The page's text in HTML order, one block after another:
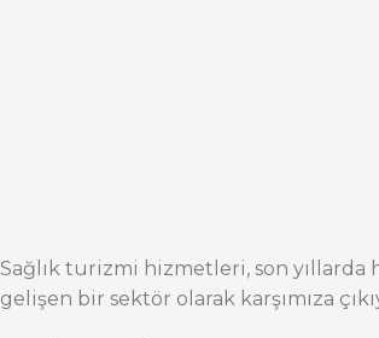
Sağlık turizmi hizmetleri, son yıllarda
gelişen bir sektör olarak karşımıza